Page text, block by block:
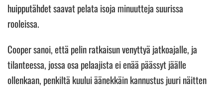
huipputähdet saavat pelata isoja minuutteja suurissa
rooleissa.
Cooper sanoi, että pelin ratkaisun venyttyä jatkoajalle, ja
tilanteessa, jossa osa pelaajista ei enää päässyt jäälle
ollenkaan, penkiltä kuului äänekkäin kannustus juuri näitten